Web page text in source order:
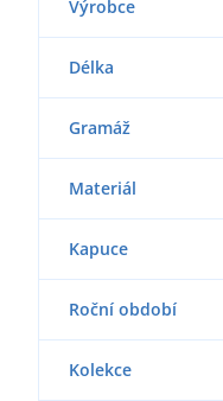
Výrobce
Délka
Gramáž
Materiál
Kapuce
Roční období
Kolekce